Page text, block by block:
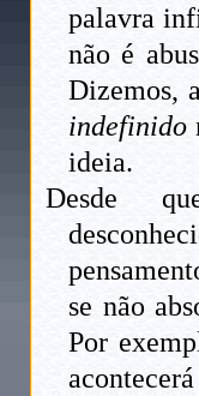
palavra
não é
Dizemos,
indefinido
ideia.
Desde
se não
Por